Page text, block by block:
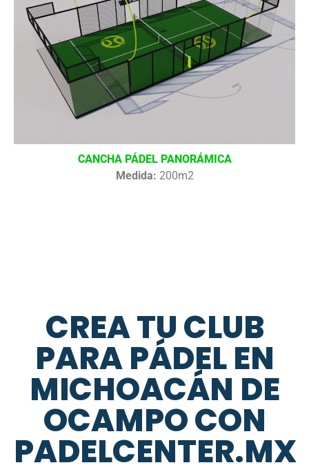
CANCHA PÁDEL PANORÁMICA
Medida: 200m2
CREA TU CLUB
PARA PÁDEL EN
MICHOACÁN DE
OCAMPO CON
PADELCENTER.MX